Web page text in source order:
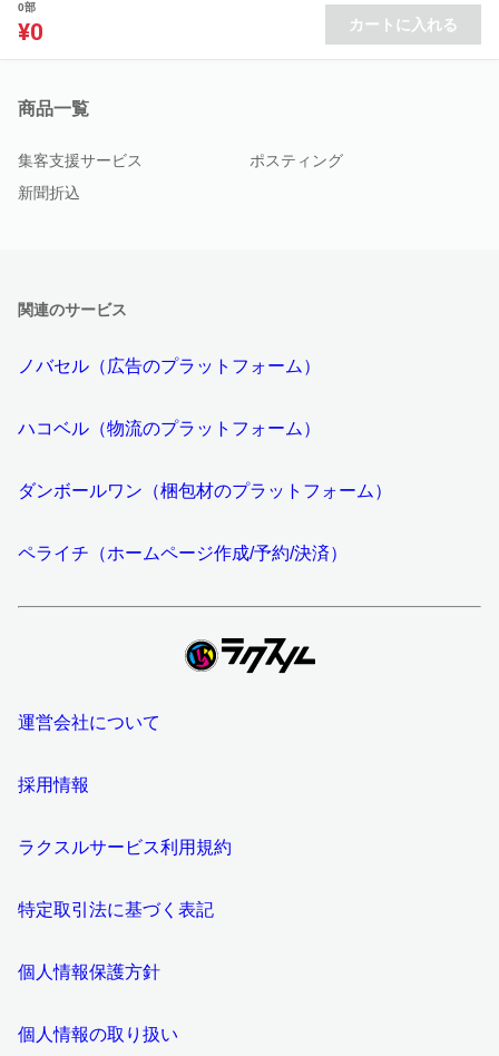
0部
¥0 カートに入れる
商品一覧
集客支援サービス
ポスティング
新聞折込
関連のサービス
ノバセル（広告のプラットフォーム）
ハコベル（物流のプラットフォーム）
ダンボールワン（梱包材のプラットフォーム）
ペライチ（ホームページ作成/予約/決済）
運営会社について
採用情報
ラクスルサービス利用規約
特定取引法に基づく表記
個人情報保護方針
個人情報の取り扱い